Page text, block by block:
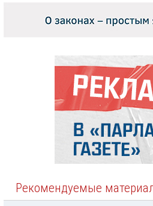
Рекомендуемые